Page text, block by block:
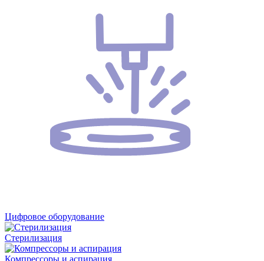
Цифровое оборудование
Стерилизация
Компрессоры и аспирация